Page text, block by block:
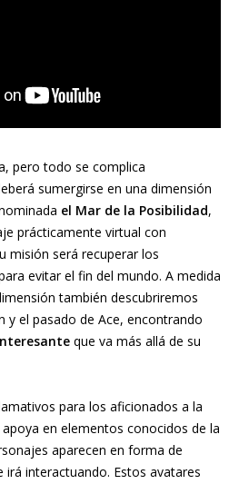
pero todo se complica
sumergirse en una dimensión
el Mar de la Posibilidad,
prácticamente virtual con
misión será recuperar los
evitar el fin del mundo. A medida
también descubriremos
y el pasado de Ace, encontrando
que va más allá de su
para los aficionados a la
en elementos conocidos de la
aparecen en forma de
irá interactuando. Estos avatares